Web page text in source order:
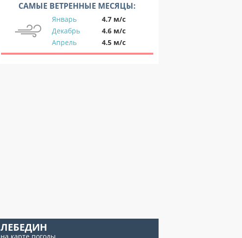
САМЫЕ ВЕТРЕННЫЕ МЕСЯЦЫ:
Январь
4.7 м/с
Декабрь
4.6 м/с
Апрель
4.5 м/с
ЛЕБЕДИН